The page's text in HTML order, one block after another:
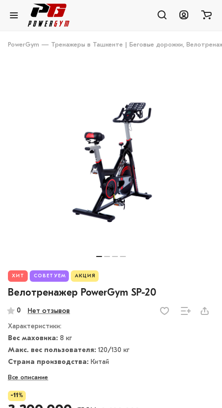
PowerGym — Тренажеры в Ташкенте | Беговые дорожки,
ХИТ СОВЕТУЕМ АКЦИЯ
Велотренажер PowerGym SP-20
0 Нет отзывов
Характеристики:
Вес маховика: 8 кг
Макс. вес пользователя: 120/130 кг
Страна производства: Китай
Все описание
-11%